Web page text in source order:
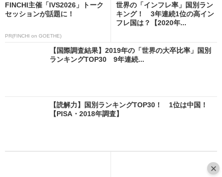
FINCHI主催「IVS2026」トーク
セッションが話題に！
PR(FINCHI on GOETHE)
世界の「インフレ率」国別ラン
キング！ 3年連続1位の高イン
フレ国は？【2020年...
【国際調査結果】2019年の「世界の大卒比率」国別
ランキングTOP30 9年連続...
【読解力】国別ランキングTOP30！ 1位は中国！
【PISA・2018年調査】